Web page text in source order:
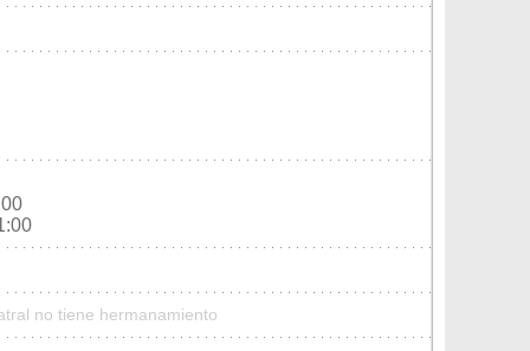
no tiene hermanamiento